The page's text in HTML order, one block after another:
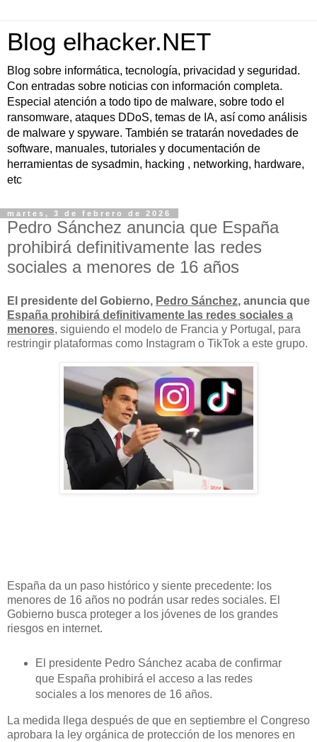
Blog elhacker.NET
Blog sobre informática, tecnología, privacidad y seguridad.
Con entradas sobre noticias con información completa.
Especial atención a todo tipo de malware, sobre todo el
ransomware, ataques DDoS, temas de IA, así como análisis
de malware y spyware. También se tratarán novedades de
software, manuales, tutoriales y documentación de
herramientas de sysadmin, hacking , networking, hardware,
etc
martes, 3 de febrero de 2026
Pedro Sánchez anuncia que España
prohibirá definitivamente las redes
sociales a menores de 16 años
El presidente del Gobierno, Pedro Sánchez, anuncia que
España prohibirá definitivamente las redes sociales a
menores, siguiendo el modelo de Francia y Portugal, para
restringir plataformas como Instagram o TikTok a este grupo.
España da un paso histórico y siente precedente: los
menores de 16 años no podrán usar redes sociales. El
Gobierno busca proteger a los jóvenes de los grandes
riesgos en internet.
El presidente Pedro Sánchez acaba de confirmar
que España prohibirá el acceso a las redes
sociales a los menores de 16 años.
La medida llega después de que en septiembre el Congreso
aprobara la ley orgánica de protección de los menores en